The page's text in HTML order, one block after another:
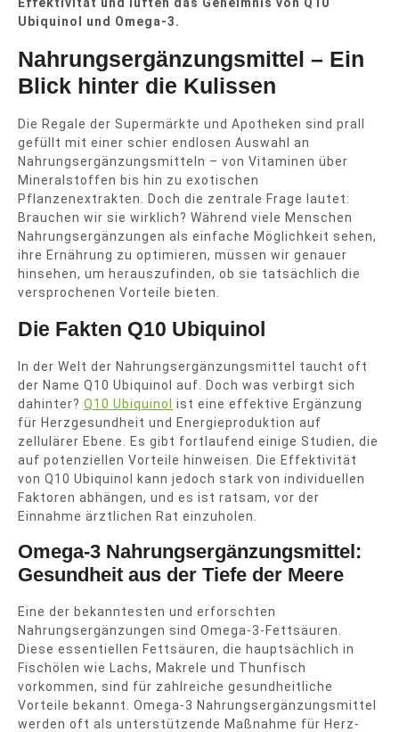
Ubiquinol und Omega-3.
Nahrungsergänzungsmittel – Ein
Blick hinter die Kulissen
Die Regale der Supermärkte und Apotheken sind prall
gefüllt mit einer schier endlosen Auswahl an
Nahrungsergänzungsmitteln – von Vitaminen über
Mineralstoffen bis hin zu exotischen
Pflanzenextrakten. Doch die zentrale Frage lautet:
Brauchen wir sie wirklich? Während viele Menschen
Nahrungsergänzungen als einfache Möglichkeit sehen,
ihre Ernährung zu optimieren, müssen wir genauer
hinsehen, um herauszufinden, ob sie tatsächlich die
versprochenen Vorteile bieten.
Die Fakten Q10 Ubiquinol
In der Welt der Nahrungsergänzungsmittel taucht oft
der Name Q10 Ubiquinol auf. Doch was verbirgt sich
dahinter? Q10 Ubiquinol
ist eine effektive Ergänzung
für Herzgesundheit und Energieproduktion auf
zellulärer Ebene. Es gibt fortlaufend einige Studien, die
auf potenziellen Vorteile hinweisen. Die Effektivität
von Q10 Ubiquinol kann jedoch stark von individuellen
Faktoren abhängen, und es ist ratsam, vor der
Einnahme ärztlichen Rat einzuholen.
Omega-3 Nahrungsergänzungsmittel:
Gesundheit aus der Tiefe der Meere
Eine der bekanntesten und erforschten
Nahrungsergänzungen sind Omega-3-Fettsäuren.
Diese essentiellen Fettsäuren, die hauptsächlich in
Fischölen wie Lachs, Makrele und Thunfisch
vorkommen, sind für zahlreiche gesundheitliche
Vorteile bekannt. Omega-3 Nahrungsergänzungsmittel
werden oft als unterstützende Maßnahme für Herz-